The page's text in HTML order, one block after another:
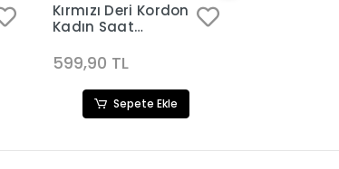
Kırmızı Deri Kordon
Kadın Saat
599,90 TL
Sepete Ekle